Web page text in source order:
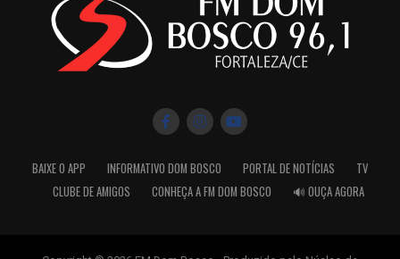
BAIXE O APP INFORMATIVO DOM BOSCO PORTAL DE NOTÍCIAS
TV
CLUBE DE AMIGOS
CONHEÇA A FM DOM BOSCO 🔊 OUÇA AGORA